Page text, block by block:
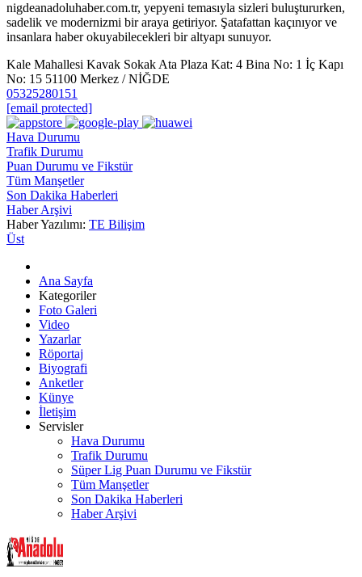
nigdeanadoluhaber.com.tr, yepyeni temasıyla sizleri buluştururken,
sadelik ve modernizmi bir araya getiriyor. Şatafattan kaçınıyor ve
insanlara haber okuyabilecekleri bir altyapı sunuyor.
Kale Mahallesi Kavak Sokak Ata Plaza Kat: 4 Bina No: 1 İç Kapı
No: 15 51100 Merkez / NİĞDE
05325280151
[email protected]
Hava Durumu
Trafik Durumu
Puan Durumu ve Fikstür
Tüm Manşetler
Son Dakika Haberleri
Haber Arşivi
Haber Yazılımı: TE Bilişim
Üst
Ana Sayfa
Kategoriler
Foto Galeri
Video
Yazarlar
Röportaj
Biyografi
Anketler
Künye
İletişim
Servisler
Hava Durumu
Trafik Durumu
Süper Lig Puan Durumu ve Fikstür
Tüm Manşetler
Son Dakika Haberleri
Haber Arşivi